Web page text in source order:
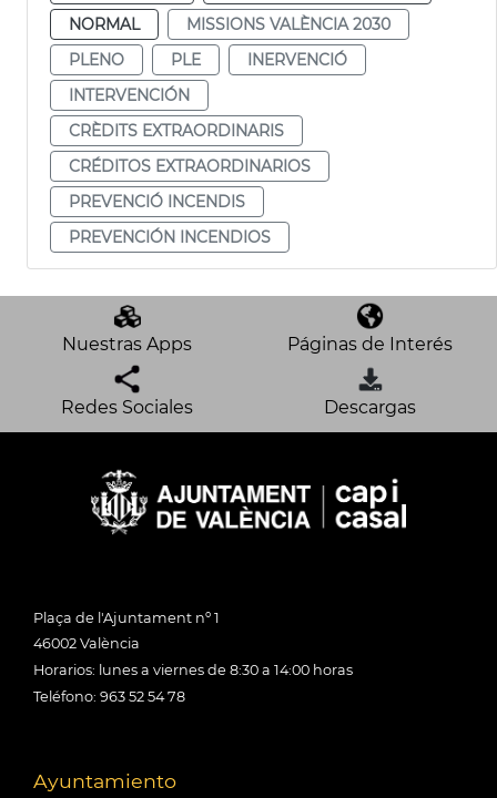
NORMAL
MISSIONS VALÈNCIA 2030
PLENO
PLE
INERVENCIÓ
INTERVENCIÓN
CRÈDITS EXTRAORDINARIS
CRÉDITOS EXTRAORDINARIOS
PREVENCIÓ INCENDIS
PREVENCIÓN INCENDIOS
Nuestras Apps Páginas de Interés
Redes Sociales Descargas
Plaça de l'Ajuntament nº 1
46002 València
Horarios: lunes a viernes de 8:30 a 14:00 horas
Teléfono: 963 52 54 78
Ayuntamiento